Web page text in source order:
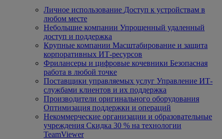
Личное использование Доступ к устройствам в
любом месте
Небольшие компании Упрощенный удаленный
доступ и поддержка
Крупные компании Масштабирование и защита
корпоративных ИТ-ресурсов
Фрилансеры и цифровые кочевники Безопасная
работа в любой точке
Поставщики управляемых услуг Управление ИТ-
службами клиентов и их поддержка
Производители оригинального оборудования
Оптимизация поддержки и операций
Некоммерческие организации и образовательные
учреждения Скидка 30 % на технологии
TeamViewer